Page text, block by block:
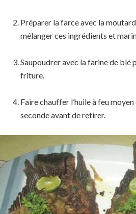
Préparer la farce avec la
mélanger ces ingrédients et
Saupoudrer avec la farine de blé
friture.
Faire chauffer l’huile à feu
seconde avant de retirer.